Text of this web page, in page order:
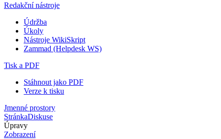
Redakční nástroje
Údržba
Úkoly
Nástroje WikiSkript
Zammad (Helpdesk WS)
Tisk a PDF
Stáhnout jako PDF
Verze k tisku
Jmenné prostory
StránkaDiskuse
Úpravy
Zobrazení